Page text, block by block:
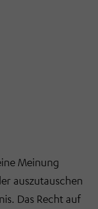
Meinung
auszutauschen
Das Recht auf